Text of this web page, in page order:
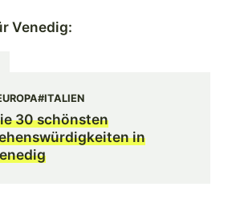
Venedig:
#ITALIEN
30 schönsten
in